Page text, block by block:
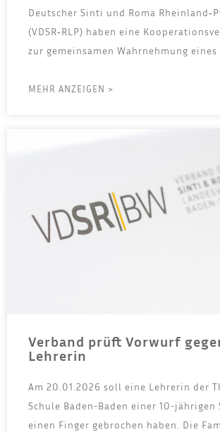
Deut­scher Sin­ti und Roma
(VDSR‑RLP) haben eine
zur gemein­sa­men Wahr­neh­mung eines
MEHR ANZEIGEN >
Verband prüft Vorwurf
Lehrerin
Am 20.01.2026 soll eine Leh­re­rin der
Schu­le Baden-Baden einer 10-jäh­ri­gen
einen Fin­ger gebro­chen haben. Die